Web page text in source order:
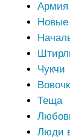
Армия
Новые
Чукчи
Теща
Люди